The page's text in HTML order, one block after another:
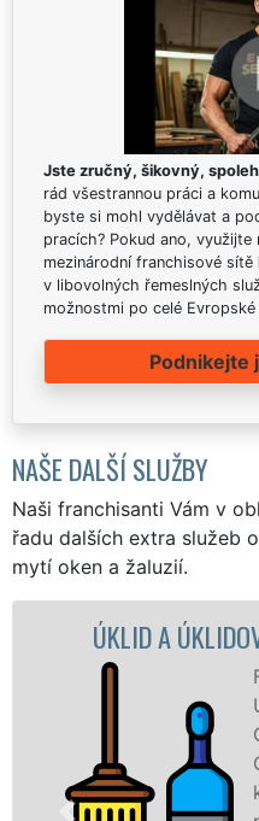
Jste zručný, šikovný,
rád všestrannou práci a
byste si mohl vydělávat a
pracích? Pokud ano,
mezinárodní franchisové sítě
v libovolných řemeslných
možnostmi po celé Evropské
Podnikejte
NAŠE DALŠÍ SLUŽBY
Naši franchisanti Vám v
řadu dalších extra služeb
mytí oken a žaluzií.
SLUŽBY CHODOV
Franchisová síť EXTRA
UKLÍZENÍ zajišťuje na
Chodově a okolí
Chodova profesionální,
kvalitní, ale levný úklid